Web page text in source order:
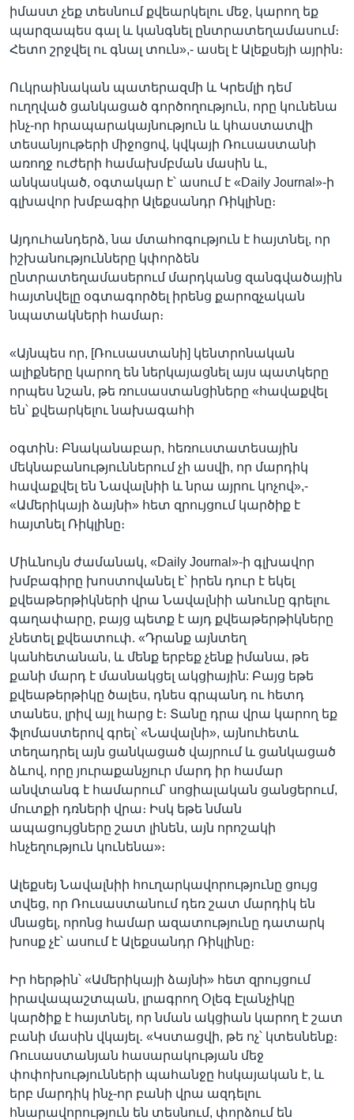
իմաստ չեք տեսնում քվեարկելու մեջ, կարող եք
պարզապես գալ և կանգնել ընտրատեղամասում։
Հետո շրջվել ու գնալ տուն»,- ասել է Ալեքսեյի այրին։
Ուկրաինական պատերազմի և Կրեմլի դեմ
ուղղված ցանկացած գործողություն, որը կունենա
ինչ-որ հրապարակայնություն և կհաստատվի
տեսանյութերի միջոցով, կվկայի Ռուսաստանի
առողջ ուժերի համախմբման մասին և,
անկասկած, օգտակար է՝ ասում է «Daily Journal»-ի
գլխավոր խմբագիր Ալեքսանդր Ռիկլինը։
Այդուհանդերձ, նա մտահոգություն է հայտնել, որ
իշխանությունները կփորձեն
ընտրատեղամասերում մարդկանց զանգվածային
հայտնվելը օգտագործել իրենց քարոզչական
նպատակների համար։
«Այնպես որ, [Ռուսաստանի] կենտրոնական
ալիքները կարող են ներկայացնել այս պատկերը
որպես նշան, թե ռուսաստանցիները «հավաքվել
են՝ քվեարկելու նախագահի
օգտին։ Բնականաբար, հեռուստատեսային
մեկնաբանություններում չի ասվի, որ մարդիկ
հավաքվել են Նավալնիի և նրա այրու կոչով»,-
«Ամերիկայի ձայնի» հետ զրույցում կարծիք է
հայտնել Ռիկլինը։
Միևնույն ժամանակ, «Daily Journal»-ի գլխավոր
խմբագիրը խոստովանել է՝ իրեն դուր է եկել
քվեաթերթիկների վրա Նավալնիի անունը գրելու
գաղափարը, բայց պետք է այդ քվեաթերթիկները
չնետել քվեատուփ. «Դրանք այնտեղ
կանհետանան, և մենք երբեք չենք իմանա, թե
քանի մարդ է մասնակցել ակցիային: Բայց եթե
քվեաթերթիկը ծալես, դնես գրպանդ ու հետդ
տանես, լրիվ այլ հարց է։ Տանը դրա վրա կարող եք
ֆլոմաստերով գրել՝ «Նավալնի», այնուհետև
տեղադրել այն ցանկացած վայրում և ցանկացած
ձևով, որը յուրաքանչյուր մարդ իր համար
անվտանգ է համարում՝ սոցիալական ցանցերում,
մուտքի դռների վրա։ Իսկ եթե նման
ապացույցները շատ լինեն, այն որոշակի
հնչեղություն կունենա»։
Ալեքսեյ Նավալնիի հուղարկավորությունը ցույց
տվեց, որ Ռուսաստանում դեռ շատ մարդիկ են
մնացել, որոնց համար ազատությունը դատարկ
խոսք չէ՝ ասում է Ալեքսանդր Ռիկլինը։
Իր հերթին՝ «Ամերիկայի ձայնի» հետ զրույցում
իրավապաշտպան, լրագրող Օլեգ Էլանչիկը
կարծիք է հայտնել, որ նման ակցիան կարող է շատ
բանի մասին վկայել․ «Կստացվի, թե ոչ՝ կտեսնենք։
Ռուսաստանյան հասարակության մեջ
փոփոխությունների պահանջը հսկայական է, և
երբ մարդիկ ինչ-որ բանի վրա ազդելու
հնարավորություն են տեսնում, փորձում են